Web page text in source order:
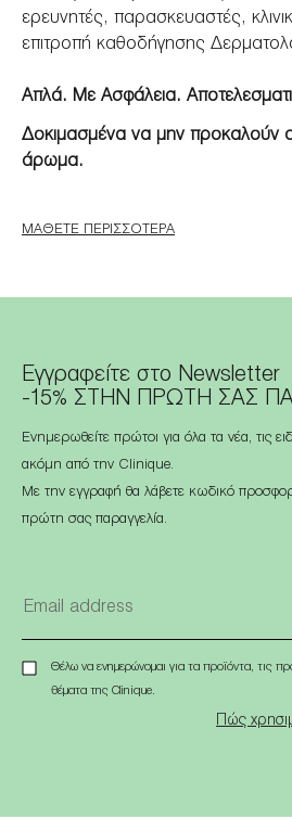
ερευνητές, παρασκευαστές,
επιτροπή καθοδήγησης
Απλά. Με Ασφάλεια.
Δοκιμασμένα να μην προκαλούν
άρωμα.
ΜΆΘΕΤΕ ΠΕΡΙΣΣΌΤΕΡΑ
Εγγραφείτε στο Newsletter
-15% ΣΤΗΝ ΠΡΩΤΗ ΣΑΣ
Ενημερωθείτε πρώτοι για όλα τα νέα, τις
ακόμη από την Clinique.
Με την εγγραφή θα λάβετε κωδικό
πρώτη σας παραγγελία.
Θέλω να ενημερώνομαι για τα προϊόντα, τις
θέματα της Clinique.
Πώς